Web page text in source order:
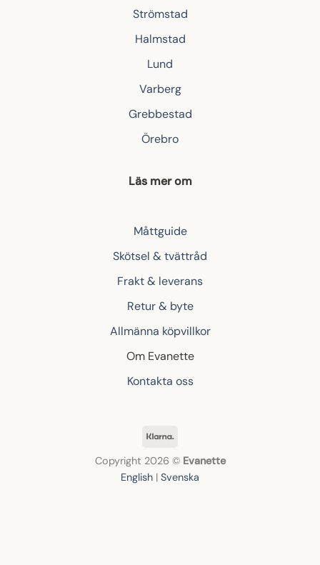
Strömstad
Halmstad
Lund
Varberg
Grebbestad
Örebro
Läs mer om
Måttguide
Skötsel & tvättråd
Frakt & leverans
Retur & byte
Allmänna köpvillkor
Om Evanette
Kontakta oss
Klarna
Copyright 2026 © Evanette
English | Svenska